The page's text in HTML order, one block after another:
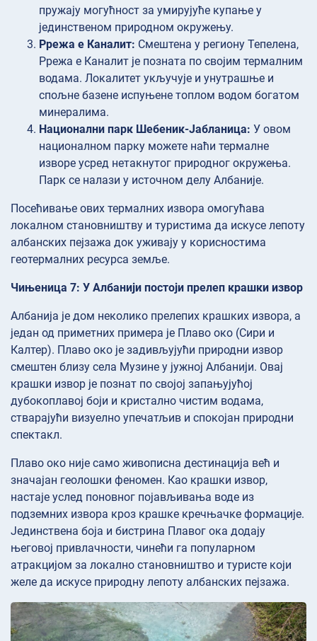
пружају могућност за умирујуће купање у
јединственом природном окружењу.
Ррежа е Каналит: Смештена у региону Тепелена,
Ррежа е Каналит је позната по својим термалним
водама. Локалитет укључује и унутрашње и
спољне базене испуњене топлом водом богатом
минералима.
Национални парк Шебеник-Јабланица: У овом
националном парку можете наћи термалне
изворе усред нетакнутог природног окружења.
Парк се налази у источном делу Албаније.
Посећивање ових термалних извора омогућава
локалном становништву и туристима да искусе лепоту
албанских пејзажа док уживају у корисностима
геотермалних ресурса земље.
Чињеница 7: У Албанији постоји прелеп крашки извор
Албанија је дом неколико прелепих крашких извора, а
један од приметних примера је Плаво око (Сири и
Калтер). Плаво око је задивљујући природни извор
смештен близу села Музине у јужној Албанији. Овај
крашки извор је познат по својој запањујућој
дубокоплавој боји и кристално чистим водама,
стварајући визуелно упечатљив и спокојан природни
спектакл.
Плаво око није само живописна дестинација већ и
значајан геолошки феномен. Као крашки извор,
настаје услед поновног појављивања воде из
подземних извора кроз крашке кречњачке формације.
Јединствена боја и бистрина Плавог ока додају
његовој привлачности, чинећи га популарном
атракцијом за локално становништво и туристе који
желе да искусе природну лепоту албанских пејзажа.